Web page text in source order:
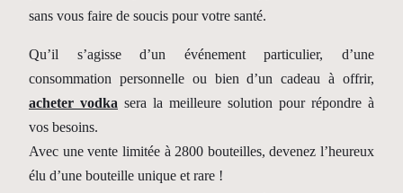
sans vous faire de soucis pour votre santé.
Qu’il s’agisse d’un événement particulier, d’une
consommation personnelle ou bien d’un cadeau à offrir,
acheter vodka sera la meilleure solution pour répondre à
vos besoins.
Avec une vente limitée à 2800 bouteilles, devenez l’heureux
élu d’une bouteille unique et rare !